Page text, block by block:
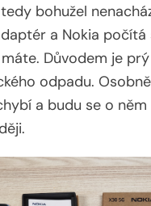
bohužel
a Nokia počítá
Důvodem je
odpadu.
a budu se o